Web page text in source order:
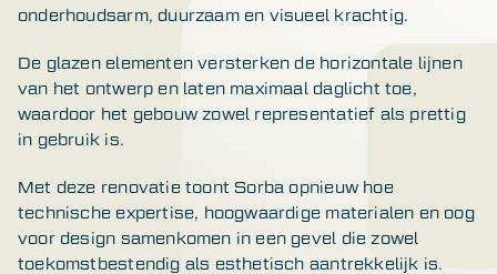
onderhoudsarm, duurzaam en visueel krachtig.
De glazen elementen versterken de horizontale lijnen
van het ontwerp en laten maximaal daglicht toe,
waardoor het gebouw zowel representatief als prettig
in gebruik is.
Met deze renovatie toont Sorba opnieuw hoe
technische expertise, hoogwaardige materialen en oog
voor design samenkomen in een gevel die zowel
toekomstbestendig als esthetisch aantrekkelijk is.